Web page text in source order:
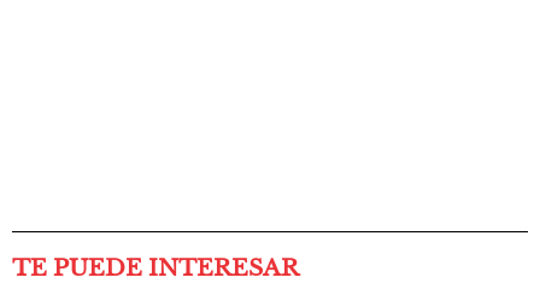
TE PUEDE INTERESAR